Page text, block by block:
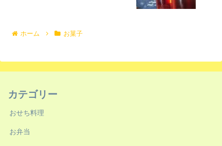
ホーム お菓子
カテゴリー
おせち料理
お弁当